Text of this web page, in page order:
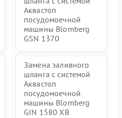
Аквастоп
посудомоечной
машины Blomberg
GSN 1370
Замена заливного
шланга с системой
Аквастоп
посудомоечной
машины Blomberg
GIN 1580 XB